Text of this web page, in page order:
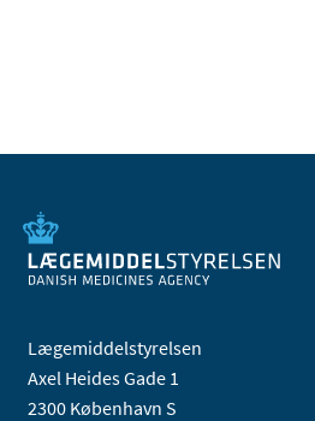
Lægemiddelstyrelsen
Axel Heides Gade 1
2300 København S